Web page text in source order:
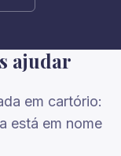
ajudar
em cartório:
está em nome